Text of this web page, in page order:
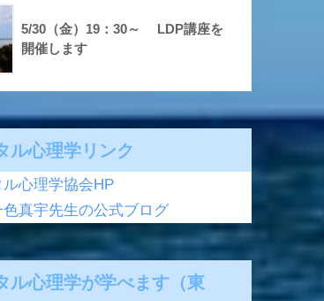
5/30（金）19：30～ LDP講座を
開催します
ル心理学リンク
心理学協会HP
真宇先生の公式ブログ
ル心理学が学べます（東